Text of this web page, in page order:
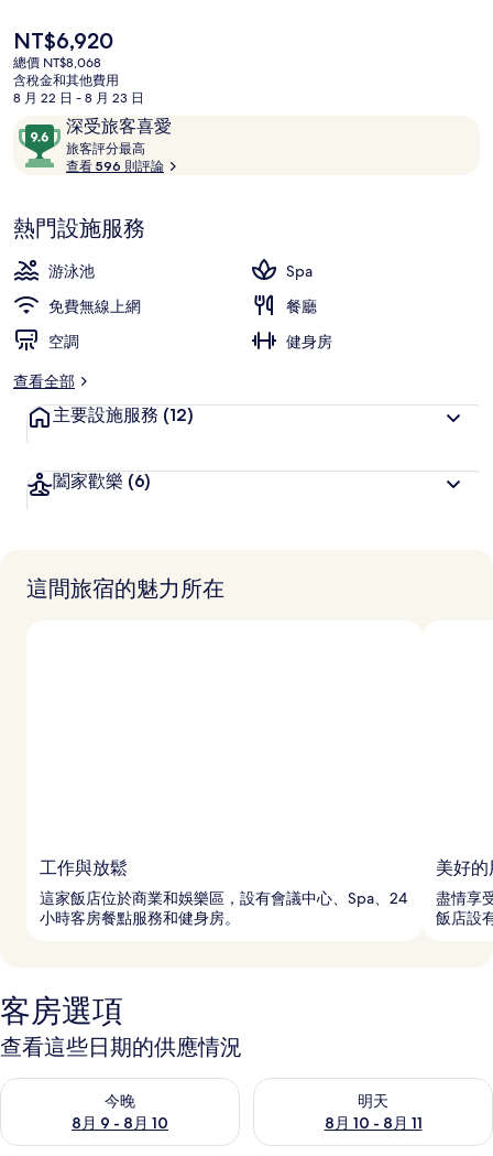
要 14 分鐘。
目
前
的
價
是
NT$6,920
NT$6,920
總價 NT$8,068
含稅金和其他費用
8 月 22 日 - 8 月 23 日
評
論
深受旅客喜愛
9.6
分，
滿
10，
深
受
旅
客
喜
旅客評分最高
客
查看 596 則評論
熱門設施服務
游泳池
Spa
免費無線上網
餐廳
空調
健身房
查看全部
主要設施服務 (12)
闔家歡樂 (6)
這間旅宿的魅力所在
工作與放鬆
這家飯店位於商業和娛樂區，設有會議中心、Spa、24
小時客房餐點服務和健身房。
美好
盡情享
飯店設
客房選項
查看這些日期的供應情況
今晚
8月 9 - 8月 10
查看今晚 (8月 9 - 8月 10) 的供應情況
明天
8月 10 - 8月 11
查看明天 (8月 10 - 8月 11) 的